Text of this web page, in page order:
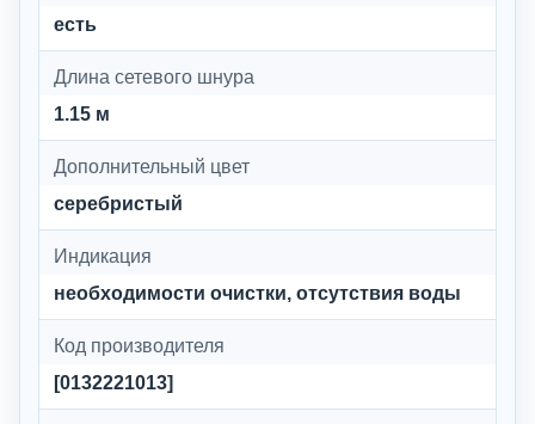
есть
Длина сетевого шнура
1.15 м
Дополнительный цвет
серебристый
Индикация
необходимости очистки, отсутствия воды
Код производителя
[0132221013]